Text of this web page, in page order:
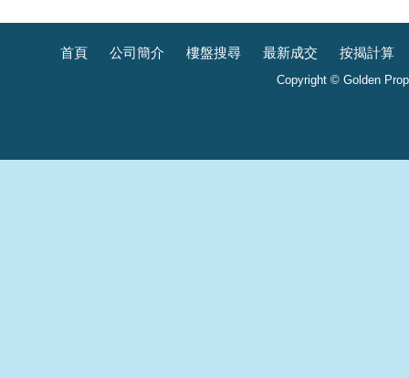
首頁 公司簡介 樓盤搜尋 最新成交 按揭計算
Copyright © Golden